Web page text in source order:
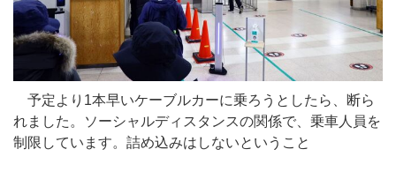
予定より1本早いケーブルカーに乗ろうとしたら、断ら
れました。ソーシャルディスタンスの関係で、乗車人員を
制限しています。詰め込みはしないということ